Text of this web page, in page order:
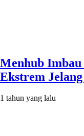
Menhub Imbau
Ekstrem
1 tahun yang lalu